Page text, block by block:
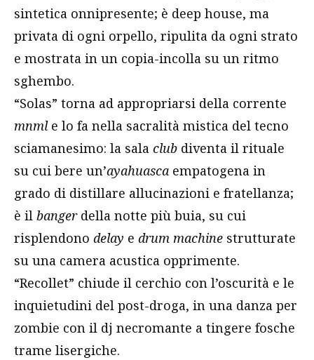
sintetica onnipresente; è deep house, ma
privata di ogni orpello, ripulita da ogni strato
e mostrata in un copia-incolla su un ritmo
sghembo.
“Solas” torna ad appropriarsi della corrente
mnmle lo fa nella sacralità mistica del tecno
sciamanesimo: la sala club diventa il rituale
su cui bere un’ayahuasca empatogena in
grado di distillare allucinazioni e fratellanza;
è il bangerdella notte più buia, su cui
risplendono delay e drum machine strutturate
su una camera acustica opprimente.
“Recollet” chiude il cerchio con l’oscurità e le
inquietudini del post-droga, in una danza per
zombie con il dj necromante a tingere fosche
trame lisergiche.